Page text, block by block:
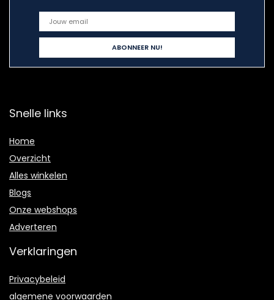
Snelle links
Home
Overzicht
Alles winkelen
Blogs
Onze webshops
Adverteren
Verklaringen
Privacybeleid
algemene voorwaarden